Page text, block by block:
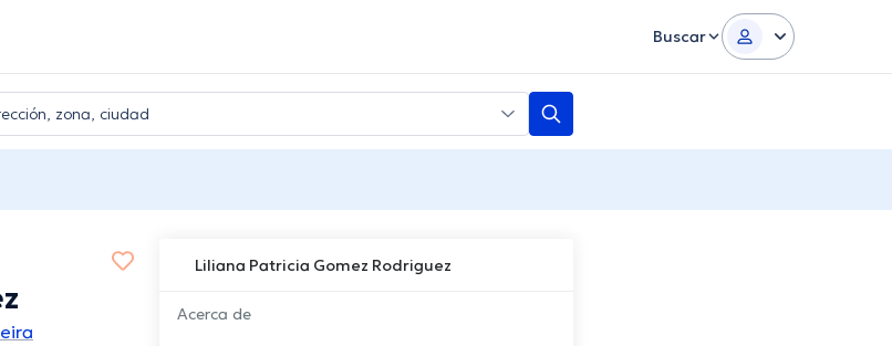
Buscar
Liliana Patricia Gomez Rodriguez
Acerca de